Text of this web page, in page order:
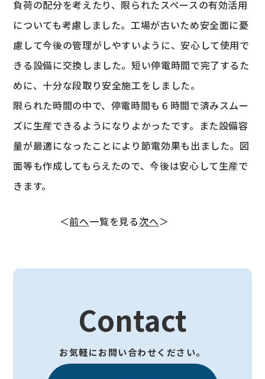
負荷の配分を考えたり、限られたスペースの有効活用
についても考慮しました。工場が古いため安全面に憂
慮して今後の管理がしやすいように、安心して使用で
きる設備に交換しました。短い停電時間で完了するた
めに、十分な段取り安全施工をしました。
限られた時間の中で、停電時間も６時間で済みスムー
ズに生産できるようになりよかったです。また設備容
量が最適になったことにより節電効果も出ました。図
面等も作成してもらえたので、今後は安心して生産で
きます。
＜前へ一覧を見る次へ＞
Contact
お気軽にお問い合わせください。